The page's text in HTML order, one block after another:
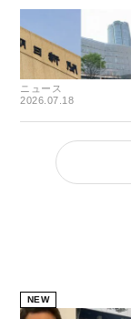
ニュース
2026.07.18
NEW